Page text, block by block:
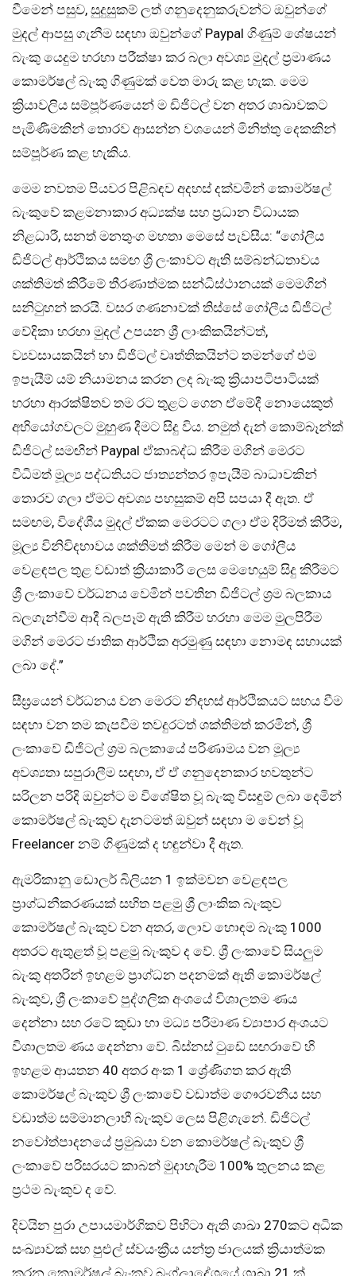
වීමෙන් පසුව, සුදුසුකම් ලත් ගනුදෙනුකරුවන්ට ඔවුන්ගේ
මුදල් ආපසු ගැනීම සඳහා ඔවුන්ගේ Paypal ගිණුම් ශේෂයන්
බැංකු යෙදුම හරහා පරීක්ෂා කර බලා අවශ්‍ය මුදල් ප්‍රමාණය
කොමර්ෂල් බැංකු ගිණුමක් වෙත මාරු කළ හැක. මෙම
ක්‍රියාවලිය සම්පූර්ණයෙන් ම ඩිජිටල් වන අතර ශාඛාවකට
පැමිණීමකින් තොරව ආසන්න වශයෙන් මිනිත්තු දෙකකින්
සම්පූර්ණ කළ හැකිය.
මෙම නවතම පියවර පිළිබඳව අදහස් දක්වමින් කොමර්ෂල්
බැංකුවේ කළමනාකාර අධ්‍යක්ෂ සහ ප්‍රධාන විධායක
නිළධාරී, සනත් මනතුංග මහතා මෙසේ පැවසීය: “ගෝලීය
ඩිජිටල් ආර්ථිකය සමඟ ශ්‍රී ලංකාවට ඇති සම්බන්ධතාවය
ශක්තිමත් කිරීමේ තීරණාත්මක සන්ධිස්ථානයක් මෙමගින්
සනිටුහන් කරයි. වසර ගණනාවක් තිස්සේ ගෝලීය ඩිජිටල්
වේදිකා හරහා මුදල් උපයන ශ්‍රී ලාංකිකයින්ටත්,
ව්‍යවසායකයින් හා ඩිජිටල් වෘත්තිකයින්ට තමන්ගේ එම
ඉපැයීම් යම් නියාමනය කරන ලද බැංකු ක්‍රියාපටිපාටියක්
හරහා ආරක්ෂිතව තම රට තුළට ගෙන ඒමේදී නොයෙකුත්
අභියෝගවලට මුහුණ දීමට සිදු විය. නමුත් දැන් කොම්බෑන්ක්
ඩිජිටල් සමඟින් Paypal ඒකාබද්ධ කිරීම මගින් මෙරට
විධිමත් මූල්‍ය පද්ධතියට ජාත්‍යන්තර ඉපැයීම් බාධාවකින්
තොරව ගලා ඒමට අවශ්‍ය පහසුකම් අපි සපයා දී ඇත. ඒ
සමඟම, විදේශීය මුදල් ඒකක මෙරටට ගලා ඒම දිරිමත් කිරීම,
මූල්‍ය විනිවිදභාවය ශක්තිමත් කිරීම මෙන් ම ගෝලීය
වෙළඳපල තුළ වඩාත් ක්‍රියාකාරී ලෙස මෙහෙයුම් සිදු කිරීමට
ශ්‍රී ලංකාවේ වර්ධනය වෙමින් පවතින ඩිජිටල් ශ්‍රම බලකාය
බලගැන්වීම ආදී බලපෑම් ඇති කිරීම හරහා මෙම මුලපිරීම
මගින් මෙරට ජාතික ආර්ථික අරමුණු සඳහා නොමඳ සහායක්
ලබා දේ.”
සීඝ්‍රයෙන් වර්ධනය වන මෙරට නිදහස් ආර්ථිකයට සහය වීම
සඳහා වන තම කැපවීම තවදුරටත් ශක්තිමත් කරමින්, ශ්‍රී
ලංකාවේ ඩිජිටල් ශ්‍රම බලකායේ පරිණාමය වන මූල්‍ය
අවශ්‍යතා සපුරාලීම සඳහා, ඒ ඒ ගනුදෙනකාර භවතුන්ට
සරිලන පරිදි ඔවුන්ට ම විශේෂිත වූ බැංකු විසඳුම් ලබා දෙමින්
කොමර්ෂල් බැංකුව දැනටමත් ඔවුන් සඳහා ම වෙන් වූ
Freelancer නම් ගිණුමක් ද හඳුන්වා දී ඇත.
ඇමරිකානු ඩොලර් බිලියන 1 ඉක්මවන වෙළඳපල
ප්‍රාග්ධනීකරණයක් සහිත පළමු ශ්‍රී ලාංකික බැංකුව
කොමර්ෂල් බැංකුව වන අතර, ලොව හොඳම බැංකු 1000
අතරට ඇතුළත් වූ පළමු බැංකුව ද වේ. ශ්‍රී ලංකාවේ සියලුම
බැංකු අතරින් ඉහළම ප්‍රාග්ධන පදනමක් ඇති කොමර්ෂල්
බැංකුව, ශ්‍රී ලංකාවේ පුද්ගලික අංශයේ විශාලතම ණය
දෙන්නා සහ රටේ කුඩා හා මධ්‍ය පරිමාණ ව්‍යාපාර අංශයට
විශාලතම ණය දෙන්නා වේ. බිස්නස් ටුඩේ සඟරාවේ හි
ඉහළම ආයතන 40 අතර අංක 1 ශ්‍රේණිගත කර ඇති
කොමර්ෂල් බැංකුව ශ්‍රී ලංකාවේ වඩාත්ම ගෞරවනීය සහ
වඩාත්ම සම්මානලාභී බැංකුව ලෙස පිළිගැනේ. ඩිජිටල්
නවෝත්පාදනයේ ප්‍රමුඛයා වන කොමර්ෂල් බැංකුව ශ්‍රී
ලංකාවේ පරිසරයට කාබන් මුදාහැරීම 100% තුලනය කළ
ප්‍රථම බැංකුව ද වේ.
දිවයින පුරා උපායමාර්ගිකව පිහිටා ඇති ශාඛා 270කට අධික
සංඛ්‍යාවක් සහ පුළුල් ස්වයංක්‍රීය යන්ත්‍ර ජාලයක් ක්‍රියාත්මක
කරන කොමර්ෂල් බැංකුව බංග්ලාදේශයේ ශාඛා 21 ක්,